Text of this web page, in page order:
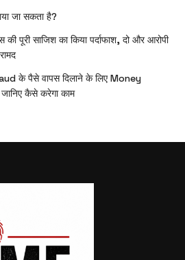
जा सकता है?
पूरी साजिश का किया पर्दाफाश, दो और आरोपी
के पैसे वापस दिलाने के लिए Money
कैसे करेगा काम